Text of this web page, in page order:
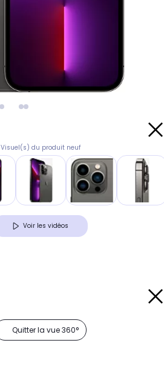
Visuel(s) du produit neuf
Voir les vidéos
Quitter la vue 360°